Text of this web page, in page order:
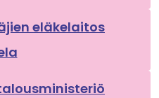
eläkelaitos